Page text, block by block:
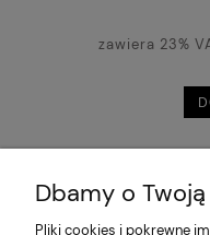
zawiera 23%
Dbamy o
Pliki cookies i pokrewne